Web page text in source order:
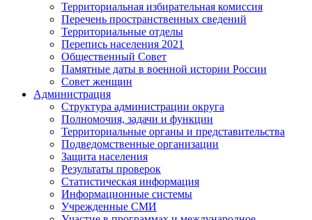
Территориальная избирательная комиссия
Перечень пространственных сведений
Территориальные отделы
Перепись населения 2021
Общественный Совет
Памятные даты в военной истории России
Совет женщин
Администрация
Структура администрации округа
Полномочия, задачи и функции
Территориальные органы и представительства
Подведомственные организации
Защита населения
Результаты проверок
Статистическая информация
Информационные системы
Учрежденные СМИ